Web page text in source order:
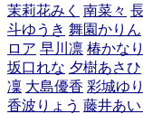
茉莉花みく 南菜々
斗ゆうき 舞園かりん
ロア 早川凛 椿かなり
坂口れな 夕樹あさひ
凜 大島優香 彩城ゆ
香波りょう 藤井あい